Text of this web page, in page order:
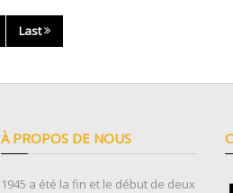
Last
À PROPOS DE NOUS
1945 a été la fin et le début de deux